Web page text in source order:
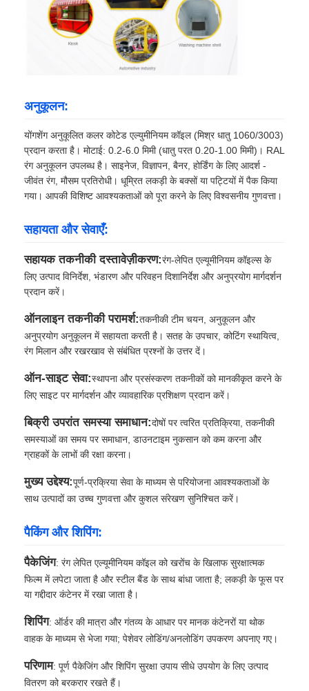
अनुकूलन:
योंगशेंग अनुकूलित कलर कोटेड एल्युमीनियम कॉइल (मिश्र धातु 1060/3003)
प्रदान करता है। मोटाई: 0.2‑6.0 मिमी (धातु परत 0.20‑1.00 मिमी)। RAL
रंग अनुकूलन उपलब्ध है। साइनेज, विज्ञापन, बैनर, होर्डिंग के लिए आदर्श -
जीवंत रंग, मौसम प्रतिरोधी। धूम्रित लकड़ी के बक्सों या पट्टियों में पैक किया
गया। आपकी विशिष्ट आवश्यकताओं को पूरा करने के लिए विश्वसनीय गुणवत्ता।
सहायता और सेवाएँ:
सहायक तकनीकी दस्तावेज़ीकरण:रंग-लेपित एल्यूमीनियम कॉइल्स के
लिए उत्पाद विनिर्देश, भंडारण और परिवहन दिशानिर्देश और अनुप्रयोग मार्गदर्शन
प्रदान करें।
ऑनलाइन तकनीकी परामर्श:तकनीकी टीम चयन, अनुकूलन और
अनुप्रयोग अनुकूलन में सहायता करती है। सतह के उपचार, कोटिंग स्थायित्व,
रंग मिलान और रखरखाव से संबंधित प्रश्नों के उत्तर दें।
ऑन-साइट सेवा:स्थापना और प्रसंस्करण तकनीकों को मानकीकृत करने के
लिए साइट पर मार्गदर्शन और व्यावहारिक प्रशिक्षण प्रदान करें।
बिक्री उपरांत समस्या समाधान:दोषों पर त्वरित प्रतिक्रिया, तकनीकी
समस्याओं का समय पर समाधान, डाउनटाइम नुकसान को कम करना और
ग्राहकों के लाभों की रक्षा करना।
मुख्य उद्देश्य:पूर्ण-प्रक्रिया सेवा के माध्यम से परियोजना आवश्यकताओं के
साथ उत्पादों का उच्च गुणवत्ता और कुशल संरेखण सुनिश्चित करें।
पैकिंग और शिपिंग:
पैकेजिंग: रंग लेपित एल्यूमीनियम कॉइल को खरोंच के खिलाफ सुरक्षात्मक
फिल्म में लपेटा जाता है और स्टील बैंड के साथ बांधा जाता है; लकड़ी के फूस पर
या गद्दीदार कंटेनर में रखा जाता है।
शिपिंग: ऑर्डर की मात्रा और गंतव्य के आधार पर मानक कंटेनरों या थोक
वाहक के माध्यम से भेजा गया; पेशेवर लोडिंग/अनलोडिंग उपकरण अपनाए गए।
परिणाम: पूर्ण पैकेजिंग और शिपिंग सुरक्षा उपाय सीधे उपयोग के लिए उत्पाद
वितरण को बरकरार रखते हैं।